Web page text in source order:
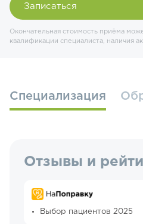
Записаться
Окончательная стоимость приёма
квалификации специалиста, наличия
Специализация
Отзывы и
Выбор пациентов 2025